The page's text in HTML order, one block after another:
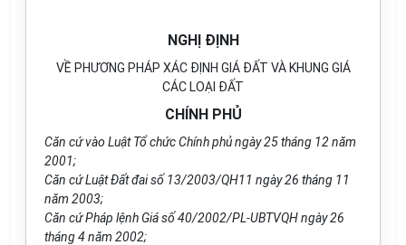
NGHỊ ĐỊNH
VỀ PHƯƠNG PHÁP XÁC ĐỊNH GIÁ ĐẤT VÀ KHUNG GIÁ
CÁC LOẠI ĐẤT
CHÍNH PHỦ
Căn cứ vào Luật Tổ chức Chính phủ ngày 25 tháng 12 năm
2001;
Căn cứ Luật Đất đai số 13/2003/QH11 ngày 26 tháng 11
năm 2003;
Căn cứ Pháp lệnh Giá số 40/2002/PL-UBTVQH ngày 26
tháng 4 năm 2002;